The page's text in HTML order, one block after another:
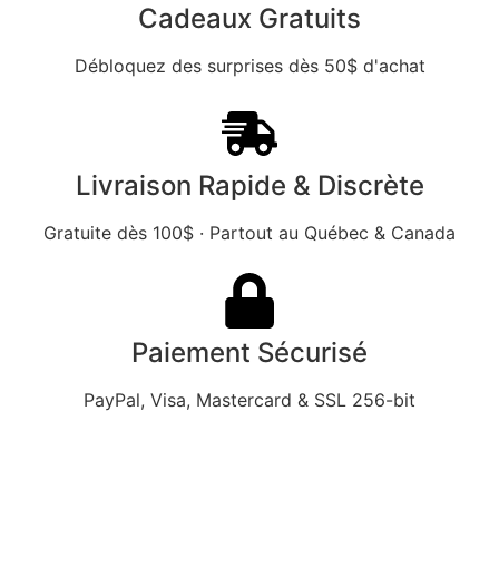
Cadeaux Gratuits
Débloquez des surprises dès 50$ d'achat
Livraison Rapide & Discrète
Gratuite dès 100$ · Partout au Québec & Canada
Paiement Sécurisé
PayPal, Visa, Mastercard & SSL 256-bit